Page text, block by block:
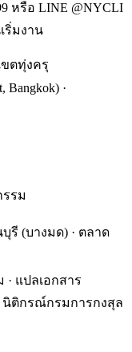
หรือ LINE @NYCLI
ริ่มงาน
ขตทุ่งครุ
Bangkok) ·
รม
รี (บางมด) · ตลาด
แปลเอกสาร
นิติกรณ์กรมการกงสุล